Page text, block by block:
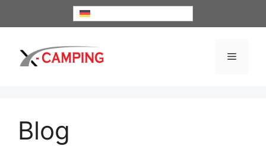
Menü
Blog